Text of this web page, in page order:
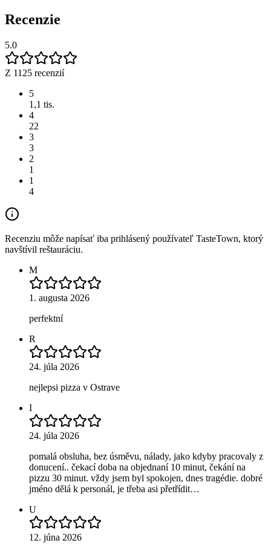
Recenzie
5.0
Z 1125 recenzií
5
1,1 tis.
4
22
3
3
2
1
1
4
Recenziu môže napísať iba prihlásený používateľ TasteTown, ktorý
navštívil reštauráciu.
M
1. augusta 2026
perfektní
R
24. júla 2026
nejlepsi pizza v Ostrave
I
24. júla 2026
pomalá obsluha, bez úsměvu, nálady, jako kdyby pracovaly z
donucení.. čekací doba na objednaní 10 minut, čekání na
pizzu 30 minut. vždy jsem byl spokojen, dnes tragédie. dobré
jméno dělá k personál, je třeba asi přetřídit…
U
12. júna 2026